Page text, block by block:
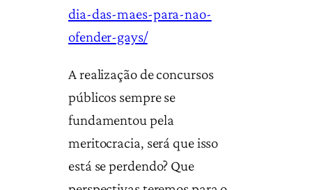
dia-das-maes-para-nao-
ofender-gays/
A realização de concursos
públicos sempre se
fundamentou pela
meritocracia, será que isso
está se perdendo? Que